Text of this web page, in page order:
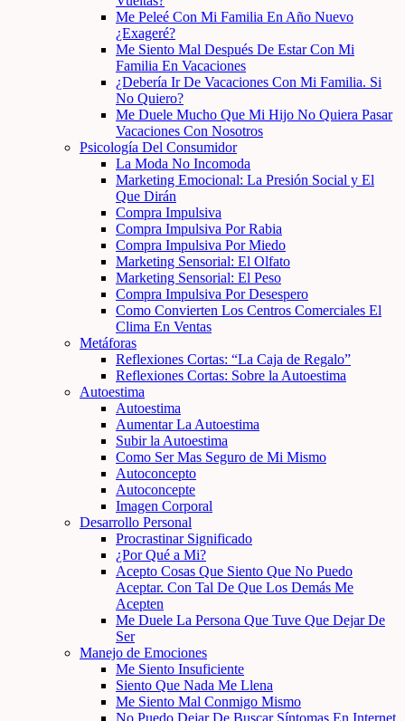
Me Peleé Con Mi Familia En Año Nuevo
¿Exageré?
Me Siento Mal Después De Estar Con Mi
Familia En Vacaciones
¿Debería Ir De Vacaciones Con Mi Familia. Si
No Quiero?
Me Duele Mucho Que Mi Hijo No Quiera Pasar
Vacaciones Con Nosotros
Psicología Del Consumidor
La Moda No Incomoda
Marketing Emocional: La Presión Social y El
Que Dirán
Compra Impulsiva
Compra Impulsiva Por Rabia
Compra Impulsiva Por Miedo
Marketing Sensorial: El Olfato
Marketing Sensorial: El Peso
Compra Impulsiva Por Desespero
Como Convierten Los Centros Comerciales El
Clima En Ventas
Metáforas
Reflexiones Cortas: “La Caja de Regalo”
Reflexiones Cortas: Sobre la Autoestima
Autoestima
Autoestima
Aumentar La Autoestima
Subir la Autoestima
Como Ser Mas Seguro de Mi Mismo
Autoconcepto
Autoconcepte
Imagen Corporal
Desarrollo Personal
Procrastinar Significado
¿Por Qué a Mi?
Acepto Cosas Que Siento Que No Puedo
Aceptar. Con Tal De Que Los Demás Me
Acepten
Me Duele La Persona Que Tuve Que Dejar De
Ser
Manejo de Emociones
Me Siento Insuficiente
Siento Que Nada Me Llena
Me Siento Mal Conmigo Mismo
No Puedo Dejar De Buscar Síntomas En Internet